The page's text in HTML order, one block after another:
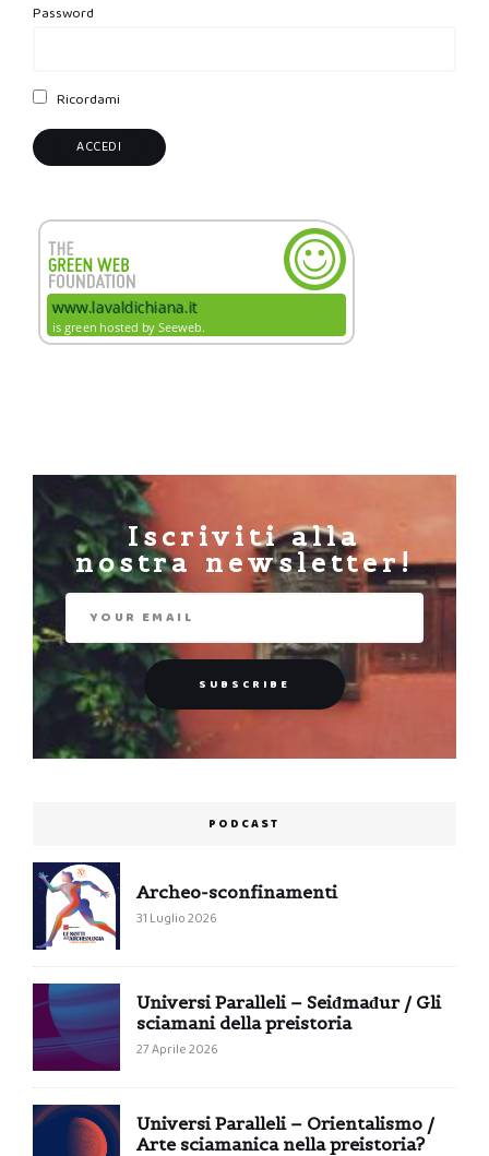
Password
Ricordami
Iscriviti alla
nostra newsletter!
PODCAST
Archeo-sconfinamenti
31 Luglio 2026
Universi Paralleli – Seiđmađur / Gli
sciamani della preistoria
27 Aprile 2026
Universi Paralleli – Orientalismo /
Arte sciamanica nella preistoria?